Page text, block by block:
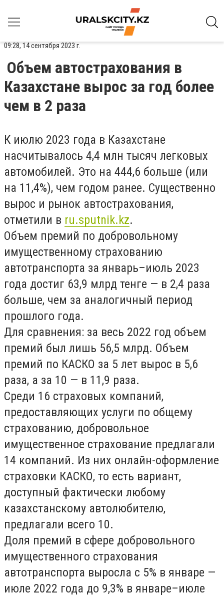
09:28, 14 сентября 2023 г.
Объем автострахования в
Казахстане вырос за год более
чем в 2 раза
К июлю 2023 года в Казахстане
насчитывалось 4,4 млн тысяч легковых
автомобилей. Это на 444,6 больше (или
на 11,4%), чем годом ранее. Существенно
вырос и рынок автострахования,
отметили в ru.sputnik.kz.
Объем премий по добровольному
имущественному страхованию
автотранспорта за январь–июль 2023
года достиг 63,9 млрд тенге — в 2,4 раза
больше, чем за аналогичный период
прошлого года.
Для сравнения: за весь 2022 год объем
премий был лишь 56,5 млрд. Объем
премий по КАСКО за 5 лет вырос в 5,6
раза, а за 10 — в 11,9 раза.
Среди 16 страховых компаний,
предоставляющих услуги по общему
страхованию, добровольное
имущественное страхование предлагали
14 компаний. Из них онлайн-оформление
страховки КАСКО, то есть вариант,
доступный фактически любому
казахстанскому автолюбителю,
предлагали всего 10.
Доля премий в сфере добровольного
имущественного страхования
автотранспорта выросла с 5% в январе —
июле 2022 года до 9,3% в январе–июле